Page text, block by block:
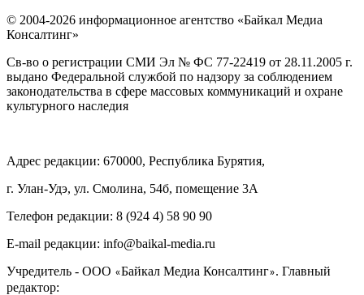
© 2004-2026 информационное агентство «Байкал Медиа
Консалтинг»
Св-во о регистрации СМИ Эл № ФС 77-22419 от 28.11.2005 г.
выдано Федеральной службой по надзору за соблюдением
законодательства в сфере массовых коммуникаций и охране
культурного наследия
Адрес редакции: 670000, Республика Бурятия,
г. Улан-Удэ, ул. Смолина, 54б, помещение 3А
Телефон редакции: ‎‎8 (924 4) 58 90 90
E-mail редакции: info@baikal-media.ru
Учредитель - ООО «Байкал Медиа Консалтинг». Главный
редактор: